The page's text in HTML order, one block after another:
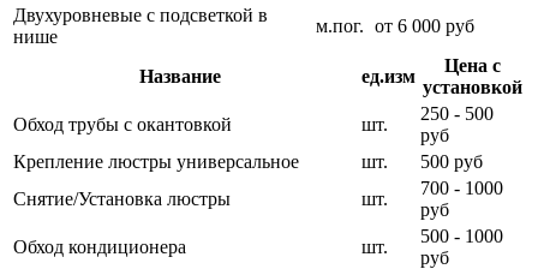
Двухуровневые с подсветкой в
нише
м.пог. от 6 000 руб
Название ед.изм
Цена с
установкой
Обход трубы с окантовкой
шт.
250 - 500
руб
Крепление люстры универсальное
шт.
500 руб
Снятие/Установка люстры
шт.
700 - 1000
руб
Обход кондиционера
шт.
500 - 1000
руб